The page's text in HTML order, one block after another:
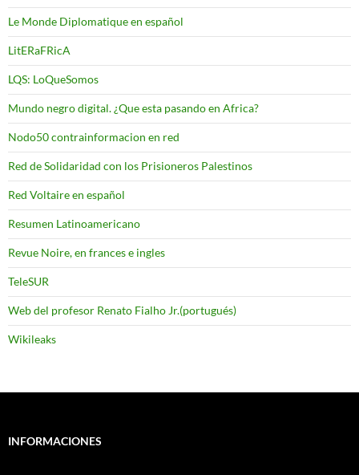
Le Monde Diplomatique en español
LitERaFRicA
LQS: LoQueSomos
Mundo negro digital. ¿Que esta pasando en Africa?
Nodo50 contrainformacion en red
Red de Solidaridad con los Prisioneros Palestinos
Red Voltaire en español
Resumen Latinoamericano
Revue Noire, en frances e ingles
TeleSUR
Web del profesor Renato Fialho Jr.(portugués)
Wikileaks
INFORMACIONES